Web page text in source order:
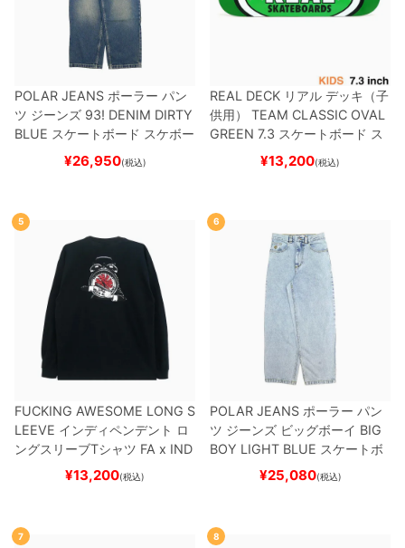
POLAR JEANS ポーラー パン
ツ ジーンズ 93! DENIM DIRTY
BLUE スケートボード スケボー
¥26,950(税込)
REAL DECK リアル デッキ（子
供用）
TEAM CLASSIC OVAL
GREEN 7.3 スケートボード ス
¥13,200(税込)
5
FUCKING AWESOME LONG S
LEEVE インディペンデント ロ
ングスリーブTシャツ FA x IND
EPENDENTHOSTAGE
スケートボード スケボー
¥13,200(税込)
6
POLAR JEANS ポーラー パン
ツ ジーンズ ビッグボーイ BIG
BOY LIGHT BLUE スケートボ
ード スケボー
¥25,080(税込)
7 8